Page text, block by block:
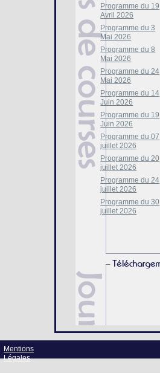
Programme du 19
Avril 2026
Programme du 3
Mai 2026
Programme du 8
Mai 2026
Programme du 24
Mai 2026
Programme du 14
Juin 2026
Programme du 19
Juin 2026
Programme du 07
juillet 2026
Programme du 20
juillet 2026
Programme du 24
juillet 2026
Programme du 30
juillet 2026
Mentions
Légales